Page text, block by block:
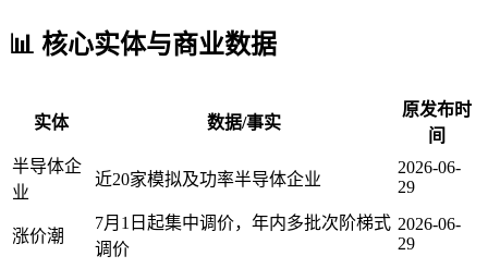
📊 核心实体与商业数据
实体 数据/事实
原发布时
间
半导体企
业
近20家模拟及功率半导体企业
2026-06-
29
涨价潮
7月1日起集中调价，年内多批次阶梯式
调价
2026-06-
29